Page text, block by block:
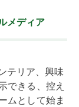
メディア
テリア、興味
できる、控え
ムとして始ま